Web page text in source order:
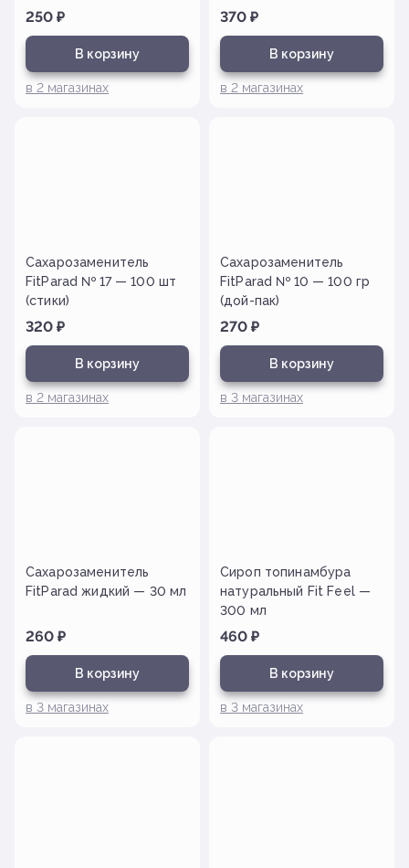
250 ₽
В корзину
в 2 магазинах
370 ₽
В корзину
в 2 магазинах
Сахарозаменитель
FitParad № 17 — 100 шт
(стики)
320 ₽
В корзину
в 2 магазинах
Сахарозаменитель
FitParad № 10 — 100 гр
(дой-пак)
270 ₽
В корзину
в 3 магазинах
Сахарозаменитель
FitParad жидкий — 30 мл
260 ₽
В корзину
в 3 магазинах
Сироп топинамбура
натуральный Fit Feel —
300 мл
460 ₽
В корзину
в 3 магазинах